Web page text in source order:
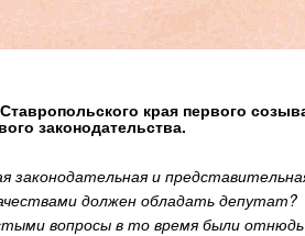
края первого
законодательства.
законодательная и
должен обладать депутат?
вопросы в то время были отнюдь